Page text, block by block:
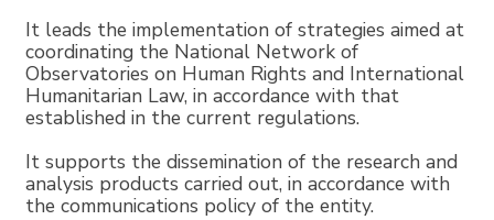
It leads the implementation of strategies aimed at
coordinating the National Network of
Observatories on Human Rights and International
Humanitarian Law, in accordance with that
established in the current regulations.
It supports the dissemination of the research and
analysis products carried out, in accordance with
the communications policy of the entity.